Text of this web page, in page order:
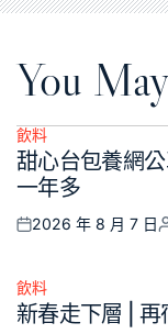
You
Posted
in
飲料
甜心台包養網
一年多
Posted
2026 年 8 月 7 日
Posted
in
飲料
新春走下層 |